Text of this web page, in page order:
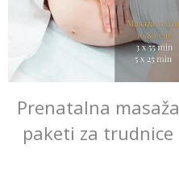
Prenatalna masaža
paketi za trudnice